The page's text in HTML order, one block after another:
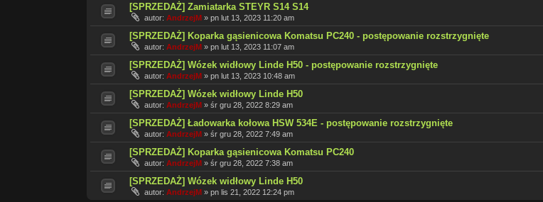
[SPRZEDAŻ] Zamiatarka STEYR S14 S14
autor: AndrzejM » pn lut 13, 2023 11:20 am
[SPRZEDAŻ] Koparka gąsienicowa Komatsu PC240 - postępowanie rozstrzygnięte
autor: AndrzejM » pn lut 13, 2023 11:07 am
[SPRZEDAŻ] Wózek widłowy Linde H50 - postępowanie rozstrzygnięte
autor: AndrzejM » pn lut 13, 2023 10:48 am
[SPRZEDAŻ] Wózek widłowy Linde H50
autor: AndrzejM » śr gru 28, 2022 8:29 am
[SPRZEDAŻ] Ładowarka kołowa HSW 534E - postępowanie rozstrzygnięte
autor: AndrzejM » śr gru 28, 2022 7:49 am
[SPRZEDAŻ] Koparka gąsienicowa Komatsu PC240
autor: AndrzejM » śr gru 28, 2022 7:38 am
[SPRZEDAŻ] Wózek widłowy Linde H50
autor: AndrzejM » pn lis 21, 2022 12:24 pm